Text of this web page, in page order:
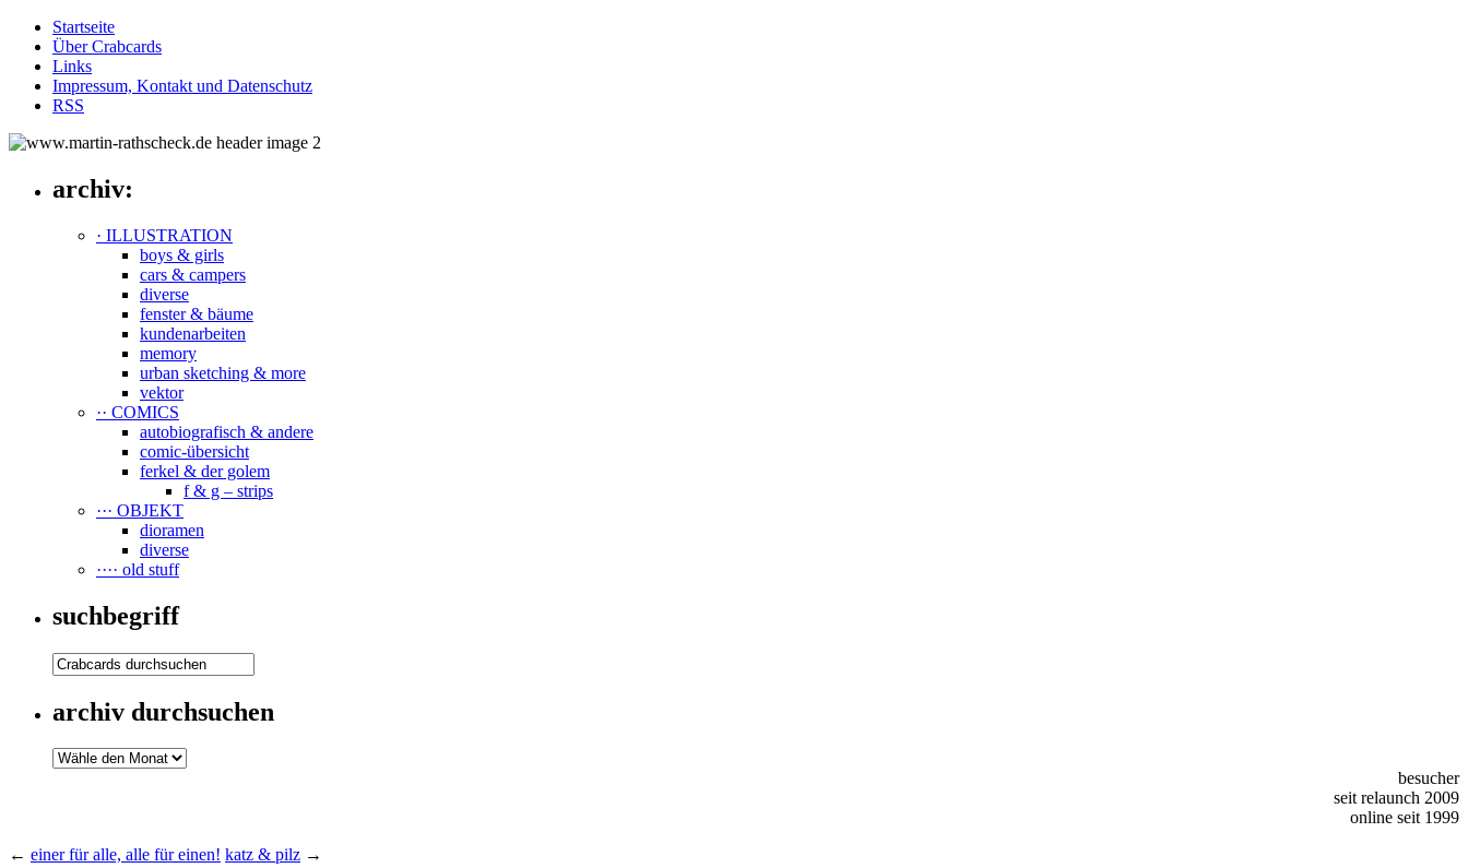
Startseite
Über Crabcards
Links
Impressum, Kontakt und Datenschutz
RSS
archiv:
· ILLUSTRATION
boys & girls
cars & campers
diverse
fenster & bäume
kundenarbeiten
memory
urban sketching & more
vektor
·· COMICS
autobiografisch & andere
comic-übersicht
ferkel & der golem
f & g – strips
··· OBJEKT
dioramen
diverse
···· old stuff
suchbegriff
archiv durchsuchen
besucher
seit relaunch 2009
online seit 1999
← einer für alle, alle für einen! katz & pilz →